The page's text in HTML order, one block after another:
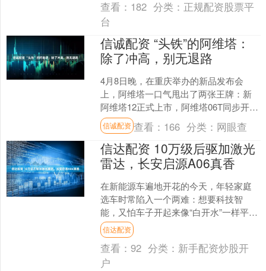
查看： 182 分类： 正规配资股票平
台
信诚配资 “头铁”的阿维塔：
除了冲高，别无退路
4月8日晚，在重庆举办的新品发布会
上，阿维塔一口气甩出了两张王牌：新
阿维塔12正式上市，阿维塔06T同步开启
预售。 其中，新阿维塔12提供纯电和增
程双动力，共7....
信诚配资 查看： 166 分类： 网眼查
信达配资 10万级后驱加激光
雷达，长安启源A06真香
在新能源车遍地开花的今天，年轻家庭
选车时常陷入一个两难：想要科技智
能，又怕车子开起来像“白开水”一样平淡
无味。然而，长安启源A06的出现，打破
了这一僵局——它用....
信达配资
查看：92 分类： 新手配资炒股开
户